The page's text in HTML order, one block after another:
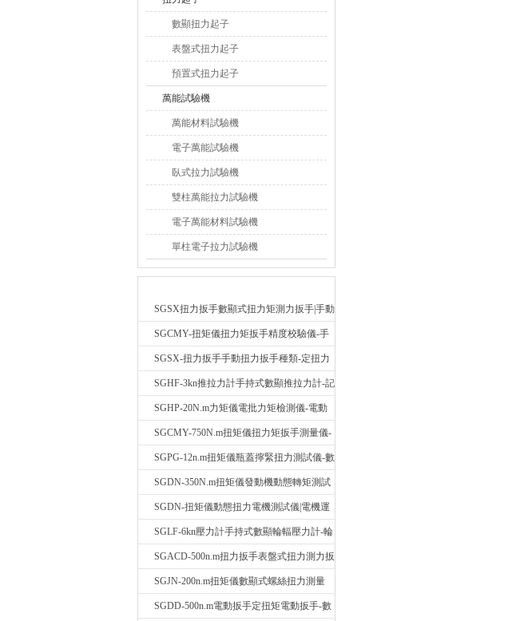
數顯扭力起子
表盤式扭力起子
預置式扭力起子
萬能試驗機
萬能材料試驗機
電子萬能試驗機
臥式拉力試驗機
雙柱萬能拉力試驗機
電子萬能材料試驗機
單柱電子拉力試驗機
SGSX扭力扳手數顯式扭力矩測力扳手|手動
定扭矩檢測扳手
SGCMY-扭矩儀扭力矩扳手精度校驗儀-手
動扳子扭矩校準儀
SGSX-扭力扳手手動扭力扳手種類-定扭力
矩檢測扳手價格
SGHF-3kn推拉力計手持式數顯推拉力計-記
憶數據拉壓力測力計
SGHP-20N.m力矩儀電批力矩檢測儀-電動
螺絲批扭力矩測試儀
SGCMY-750N.m扭矩儀扭力矩扳手測量儀-
校準扳手扭力精度測試儀
SGPG-12n.m扭矩儀瓶蓋擰緊扭力測試儀-數
顯式瓶蓋扭力矩儀
SGDN-350N.m扭矩儀發動機動態轉矩測試
儀-動態電機扭矩測量儀
SGDN-扭矩儀動態扭力電機測試儀|電機運
轉摩擦力扭矩儀
SGLF-6kn壓力計手持式數顯輪輻壓力計-輪
輻稱重壓力測力計
SGACD-500n.m扭力扳手表盤式扭力測力扳
手-表盤扭力矩檢測扳手
SGJN-200n.m扭矩儀數顯式螺絲扭力測量
儀-螺栓扭力矩測試儀
SGDD-500n.m電動扳手定扭矩電動扳手-數